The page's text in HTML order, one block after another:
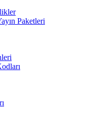
Paketleri